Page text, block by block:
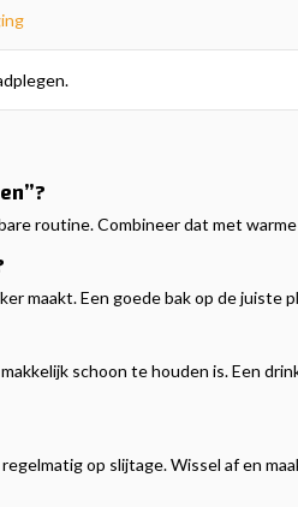
routine. Combineer dat met
maakt. Een goede bak op de juiste
schoon te houden is. Een
op slijtage. Wissel af en